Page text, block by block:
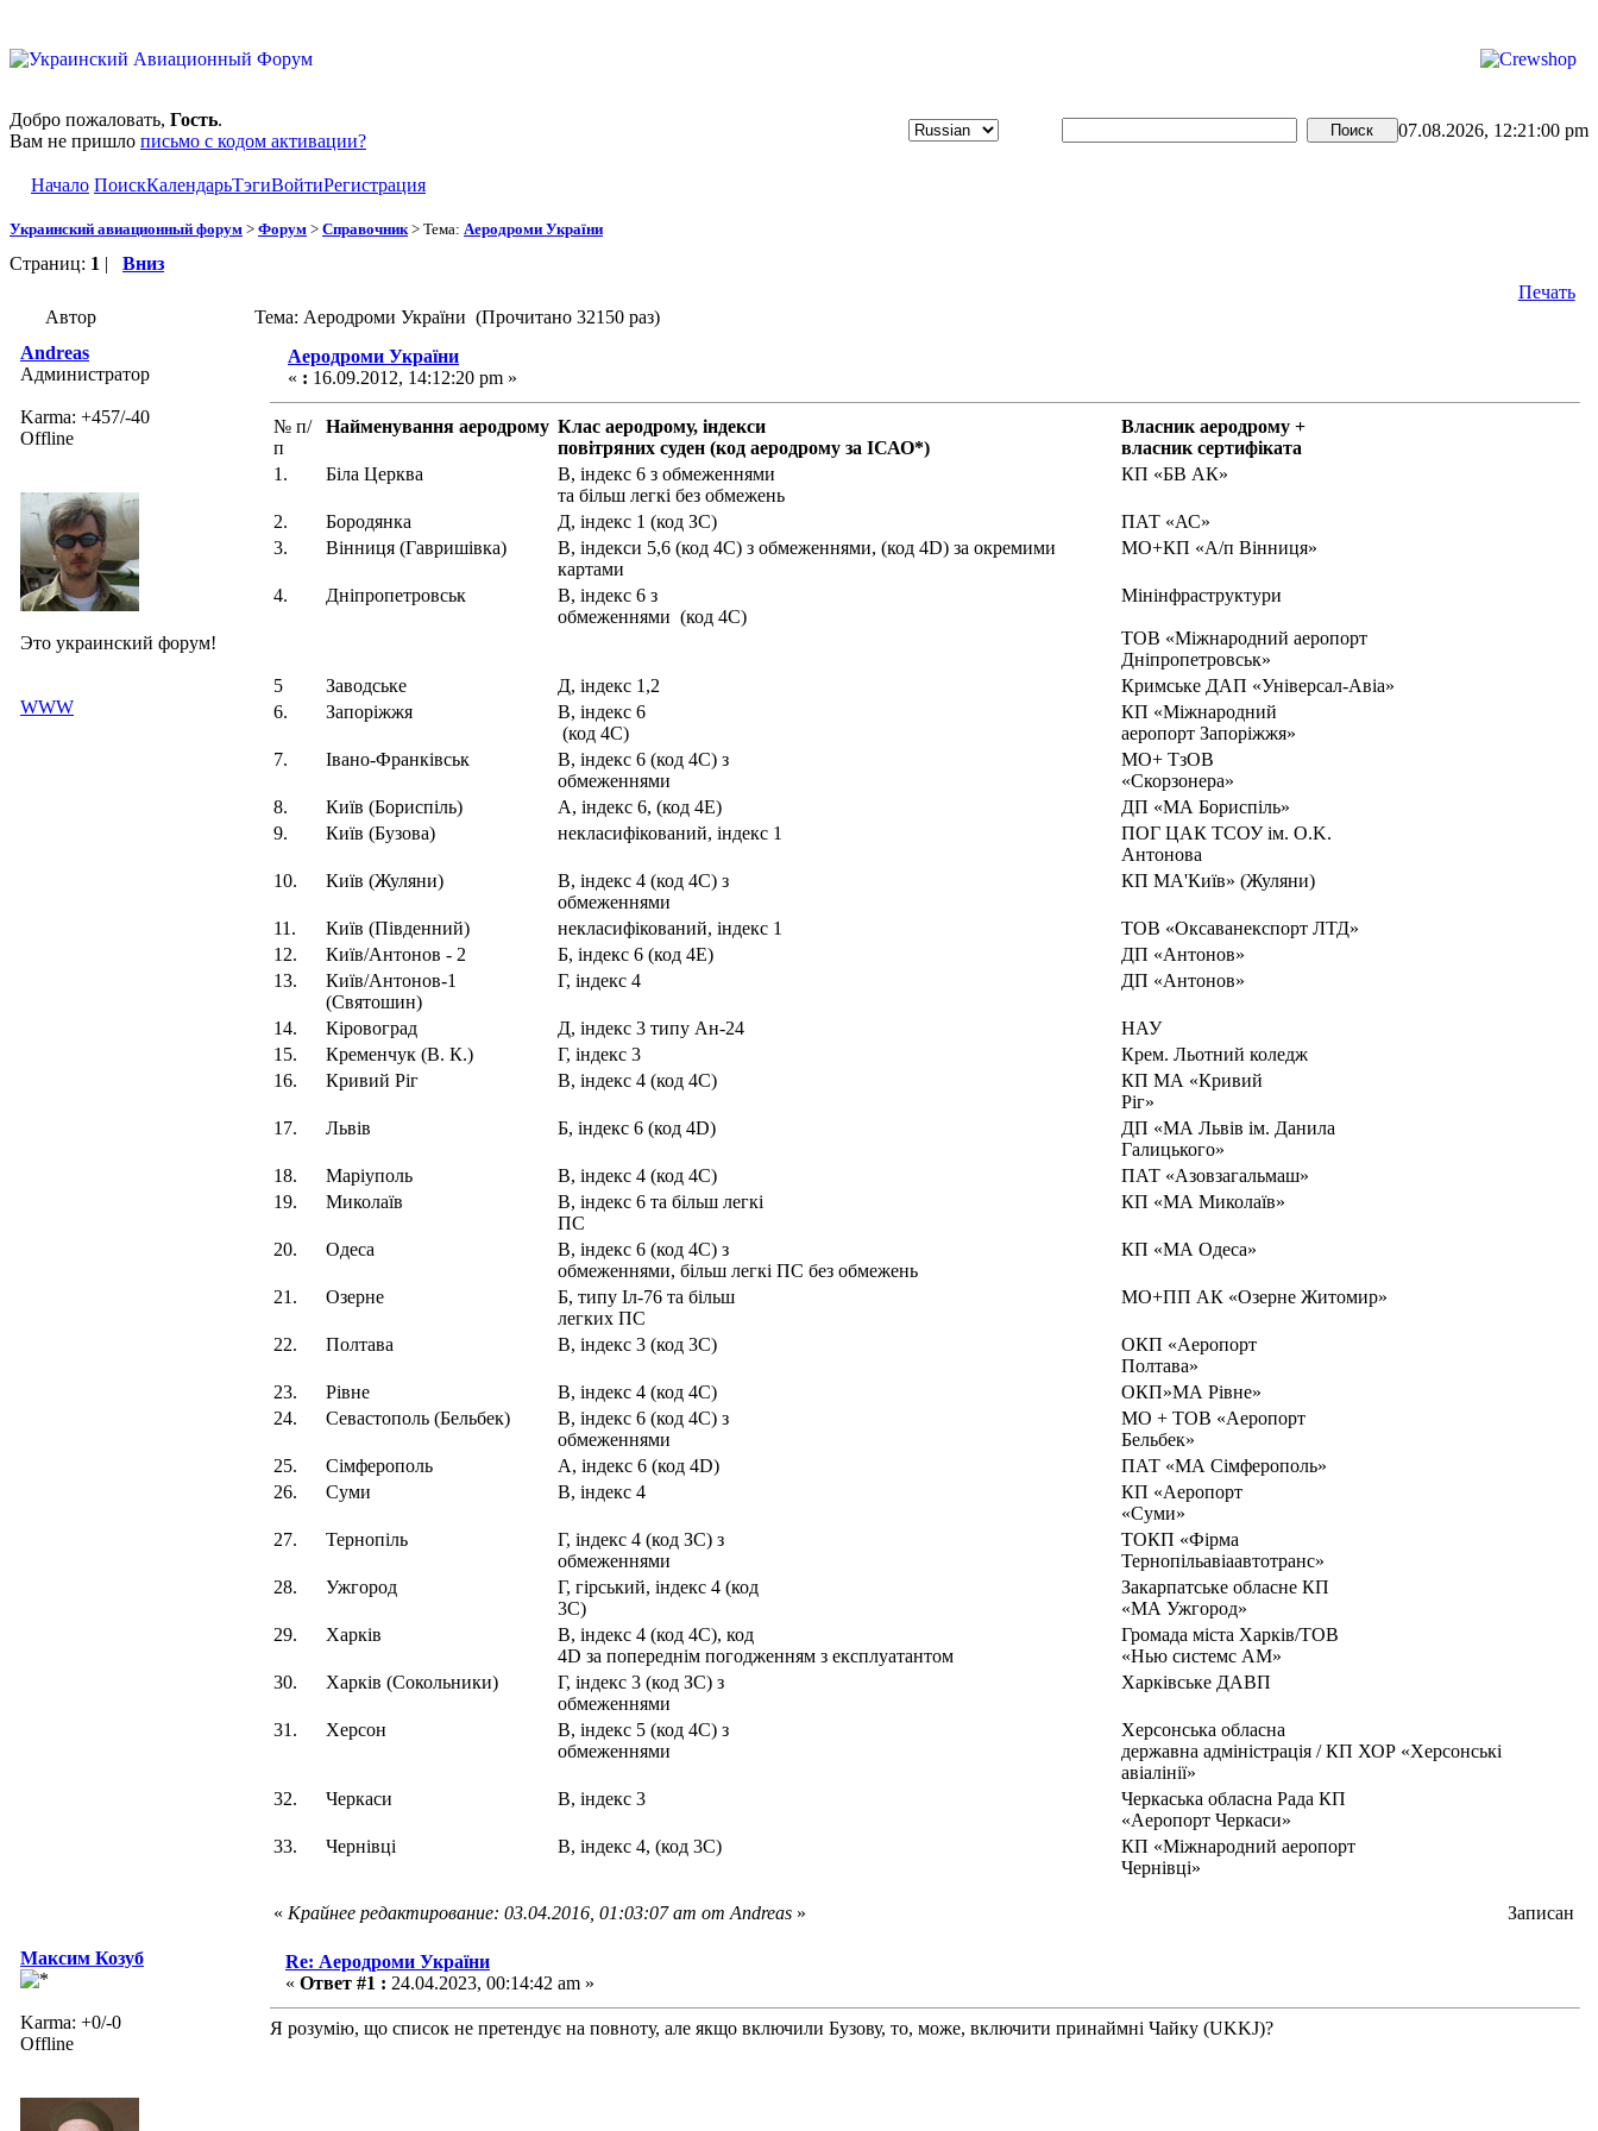
Добро пожаловать, Гость.
Вам не пришло письмо с кодом активации?
07.08.2026, 12:21:00 pm
Начало ПоискКалендарьТэгиВойтиРегистрация
Украинский авиационный форум > Форум > Справочник > Тема: Аеродроми України
Страниц: 1 | Вниз
Печать
Автор
Тема: Аеродроми України (Прочитано 32150 раз)
Andreas
Администратор
Karma: +457/-40
Offline
Это украинский форум!
WWW
Аеродроми України
« : 16.09.2012, 14:12:20 pm »
№ п/
п
Найменування аеродрому Клас аеродрому, індекси
повітряних суден (код аеродрому за ІСАО*)
Власник аеродрому +
власник сертифіката
1.
Біла Церква
В, індекс 6 з обмеженнями
та більш легкі без обмежень
КП «БВ АК»
2. Бородянка Д, індекс 1 (код ЗС)
ПАТ «АС»
3.
Вінниця (Гавришівка)
В, індекси 5,6 (код 4С) з обмеженнями, (код 4D) за окремими
картами
МО+КП «А/п Вінниця»
4. Дніпропетровськ
В, індекс 6 з
обмеженнями (код 4С)
Мінінфраструктури
TOB «Міжнародний аеропорт
Дніпропетровськ»
5
Заводське Д, індекс 1,2
Кримське ДАП «Універсал-Авіа»
6.
Запоріжжя
В, індекс 6
(код 4С)
КП «Міжнародний
аеропорт Запоріжжя»
7.
Івано-Франківськ
В, індекс 6 (код 4С) з
обмеженнями
МО+ ТзОВ
«Скорзонера»
8.
Київ (Бориспіль) А, індекс 6, (код 4Е)
ДП «МА Бориспіль»
9.
Київ (Бузова) некласифікований, індекс 1
ПОГ ЦАК ТСОУ ім. O.K.
Антонова
10.
Київ (Жуляни)
В, індекс 4 (код 4С) з
обмеженнями
КП МА'Київ» (Жуляни)
11. Київ (Південний) некласифікований, індекс 1
TOB «Оксаванекспорт ЛТД»
12.
Київ/Антонов - 2 Б, індекс 6 (код 4Е)
ДП «Антонов»
13.
Київ/Антонов-1
(Святошин)
Г, індекс 4 ДП «Антонов»
14. Кіровоград Д, індекс 3 типу Ан-24
НАУ
15.
Кременчук (В. К.) Г, індекс 3
Крем. Льотний коледж
16.
Кривий Ріг В, індекс 4 (код 4С)
КП МА «Кривий
Ріг»
17.
Львів Б, індекс 6 (код 4D)
ДП «МА Львів ім. Данила
Галицького»
18.
Маріуполь В, індекс 4 (код 4С)
ПАТ «Азовзагальмаш»
19.
Миколаїв
В, індекс 6 та більш легкі
ПС
КП «МА Миколаїв»
20. Одеса
В, індекс 6 (код 4С) з
обмеженнями, більш легкі ПС без обмежень
КП «МА Одеса»
21. Озерне
Б, типу Іл-76 та більш
легких ПС
МО+ПП АК «Озерне Житомир»
22. Полтава В, індекс 3 (код 3С)
ОКП «Аеропорт
Полтава»
23.
Рівне В, індекс 4 (код 4С)
ОКП»МА Рівне»
24.
Севастополь (Бельбек)
В, індекс 6 (код 4С) з
обмеженнями
MO + TOB «Аеропорт
Бельбек»
25.
Сімферополь А, індекс 6 (код 4D)
ПАТ «МА Сімферополь»
26.
Суми В, індекс 4
КП «Аеропорт
«Суми»
27.
Тернопіль
Г, індекс 4 (код ЗС) з
обмеженнями
ТОКП «Фірма
Тернопільавіаавтотранс»
28.
Ужгород
Г, гірський, індекс 4 (код
3С)
Закарпатське обласне КП
«МА Ужгород»
29.
Харків
В, індекс 4 (код 4С), код
4D за попереднім погодженням з експлуатантом
Громада міста Харків/TOB
«Нью системс AM»
30.
Харків (Сокольники)
Г, індекс 3 (код ЗС) з
обмеженнями
Харківське ДАВП
31. Херсон
В, індекс 5 (код 4С) з
обмеженнями
Херсонська обласна
державна адміністрація / КП ХОР «Херсонські
авіалінії»
32.
Черкаси В, індекс 3
Черкаська обласна Рада КП
«Аеропорт Черкаси»
33.
Чернівці В, індекс 4, (код 3С)
КП «Міжнародний аеропорт
Чернівці»
« Крайнее редактирование: 03.04.2016, 01:03:07 am от Andreas » Записан
Максим Козуб
Karma: +0/-0
Offline
Re: Аеродроми України
« Ответ #1 : 24.04.2023, 00:14:42 am »
Я розумію, що список не претендує на повноту, але якщо включили Бузову, то, може, включити принаймні Чайку (UKKJ)?